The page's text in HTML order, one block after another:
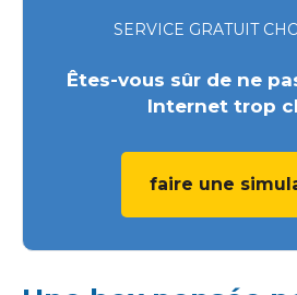
SERVICE GRATUIT
Êtes-vous sûr de ne
Internet trop
faire une